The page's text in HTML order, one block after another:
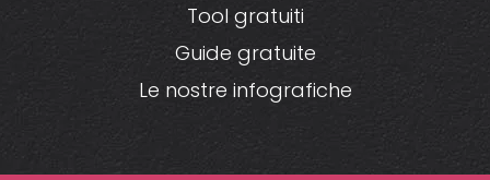
Tool gratuiti
Guide gratuite
Le nostre infografiche